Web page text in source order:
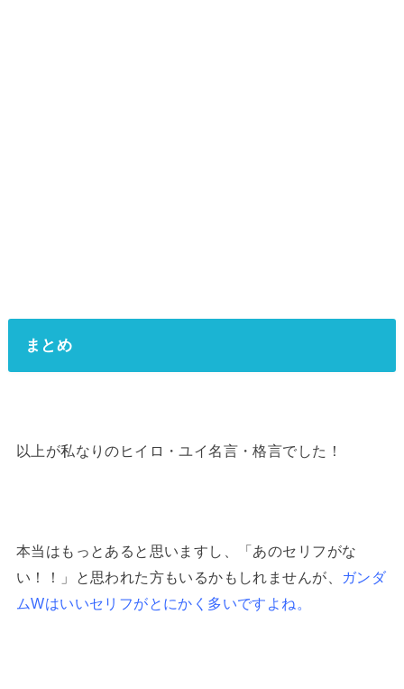
まとめ
以上が私なりのヒイロ・ユイ名言・格言でした！
本当はもっとあると思いますし、「あのセリフがな
い！！」と思われた方もいるかもしれませんが、
ガンダ
ムWはいいセリフがとにかく多いですよね。